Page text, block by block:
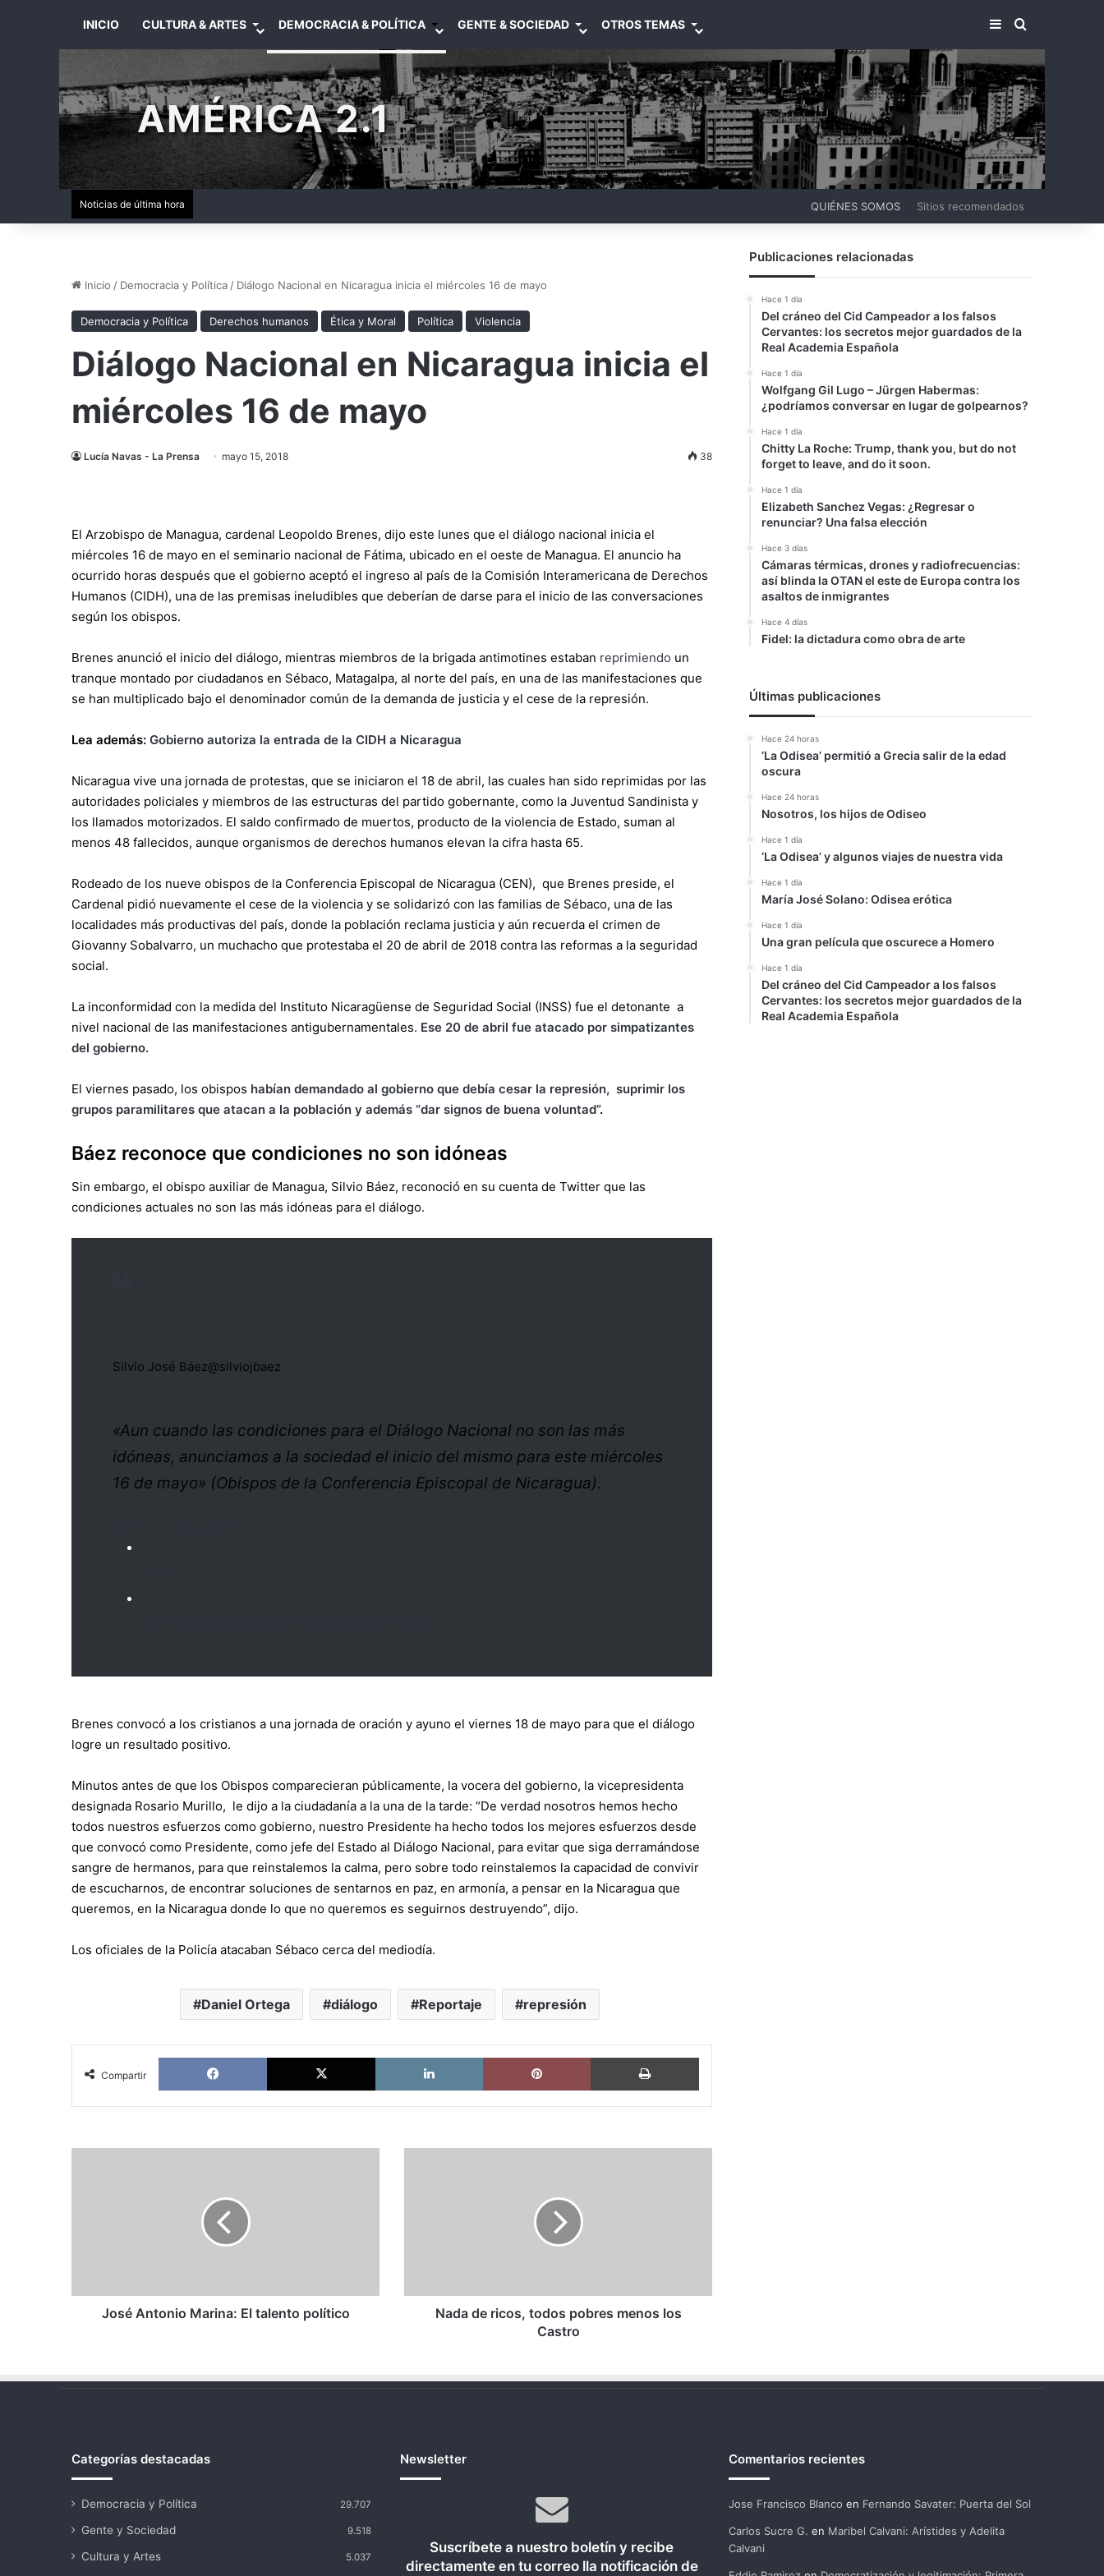
INICIO CULTURA & ARTES DEMOCRACIA & POLÍTICA GENTE & SOCIEDAD OTROS TEMAS BARRA LATERAL
BUSCAR
AMÉRICA 2.1
Noticias de última hora QUIÉNES SOMOS Sitios recomendados
Inicio / Democracia y Política / Diálogo Nacional en Nicaragua inicia el miércoles 16 de mayo
Democracia y Política Derechos humanos Ética y Moral Política Violencia
Diálogo Nacional en Nicaragua inicia el
miércoles 16 de mayo
Lucía Navas - La Prensa mayo 15, 2018 38
El Arzobispo de Managua, cardenal Leopoldo Brenes, dijo este lunes que el diálogo nacional inicia el
miércoles 16 de mayo en el seminario nacional de Fátima, ubicado en el oeste de Managua. El anuncio ha
ocurrido horas después que el gobierno aceptó el ingreso al país de la Comisión Interamericana de Derechos
Humanos (CIDH), una de las premisas ineludibles que deberían de darse para el inicio de las conversaciones
según los obispos.
Brenes anunció el inicio del diálogo, mientras miembros de la brigada antimotines estaban reprimiendo un
tranque montado por ciudadanos en Sébaco, Matagalpa, al norte del país, en una de las manifestaciones que
se han multiplicado bajo el denominador común de la demanda de justicia y el cese de la represión.
Lea además: Gobierno autoriza la entrada de la CIDH a Nicaragua
Nicaragua vive una jornada de protestas, que se iniciaron el 18 de abril, las cuales han sido reprimidas por las
autoridades policiales y miembros de las estructuras del partido gobernante, como la Juventud Sandinista y
los llamados motorizados. El saldo confirmado de muertos, producto de la violencia de Estado, suman al
menos 48 fallecidos, aunque organismos de derechos humanos elevan la cifra hasta 65.
Rodeado de los nueve obispos de la Conferencia Episcopal de Nicaragua (CEN), que Brenes preside, el
Cardenal pidió nuevamente el cese de la violencia y se solidarizó con las familias de Sébaco, una de las
localidades más productivas del país, donde la población reclama justicia y aún recuerda el crimen de
Giovanny Sobalvarro, un muchacho que protestaba el 20 de abril de 2018 contra las reformas a la seguridad
social.
La inconformidad con la medida del Instituto Nicaragüense de Seguridad Social (INSS) fue el detonante a
nivel nacional de las manifestaciones antigubernamentales. Ese 20 de abril fue atacado por simpatizantes
del gobierno.
El viernes pasado, los obispos habían demandado al gobierno que debía cesar la represión, suprimir los
grupos paramilitares que atacan a la población y además “dar signos de buena voluntad”.
Báez reconoce que condiciones no son idóneas
Sin embargo, el obispo auxiliar de Managua, Silvio Báez, reconoció en su cuenta de Twitter que las
condiciones actuales no son las más idóneas para el diálogo.
Silvio José Báez@silviojbaez
«Aun cuando las condiciones para el Diálogo Nacional no son las más
idóneas, anunciamos a la sociedad el inicio del mismo para este miércoles
16 de mayo» (Obispos de la Conferencia Episcopal de Nicaragua).
Brenes convocó a los cristianos a una jornada de oración y ayuno el viernes 18 de mayo para que el diálogo
logre un resultado positivo.
Minutos antes de que los Obispos comparecieran públicamente, la vocera del gobierno, la vicepresidenta
designada Rosario Murillo, le dijo a la ciudadanía a la una de la tarde: “De verdad nosotros hemos hecho
todos nuestros esfuerzos como gobierno, nuestro Presidente ha hecho todos los mejores esfuerzos desde
que convocó como Presidente, como jefe del Estado al Diálogo Nacional, para evitar que siga derramándose
sangre de hermanos, para que reinstalemos la calma, pero sobre todo reinstalemos la capacidad de convivir
de escucharnos, de encontrar soluciones de sentarnos en paz, en armonía, a pensar en la Nicaragua que
queremos, en la Nicaragua donde lo que no queremos es seguirnos destruyendo”, dijo.
Los oficiales de la Policía atacaban Sébaco cerca del mediodía.
Daniel Ortega diálogo Reportaje represión
Compartir
Facebook X LinkedIn Pinterest Imprimir
José Antonio Marina: El talento político
Nada de ricos, todos pobres menos los
Castro
Publicaciones relacionadas
Hace 1 día
Del cráneo del Cid Campeador a los falsos
Cervantes: los secretos mejor guardados de la
Real Academia Española
Hace 1 día
Wolfgang Gil Lugo – Jürgen Habermas:
¿podríamos conversar en lugar de golpearnos?
Hace 1 día
Chitty La Roche: Trump, thank you, but do not
forget to leave, and do it soon.
Hace 1 día
Elizabeth Sanchez Vegas: ¿Regresar o
renunciar? Una falsa elección
Hace 3 días
Cámaras térmicas, drones y radiofrecuencias:
así blinda la OTAN el este de Europa contra los
asaltos de inmigrantes
Hace 4 días
Fidel: la dictadura como obra de arte
Últimas publicaciones
Hace 24 horas
‘La Odisea’ permitió a Grecia salir de la edad
oscura
Hace 24 horas
Nosotros, los hijos de Odiseo
Hace 1 día
‘La Odisea’ y algunos viajes de nuestra vida
Hace 1 día
María José Solano: Odisea erótica
Hace 1 día
Una gran película que oscurece a Homero
Hace 1 día
Del cráneo del Cid Campeador a los falsos
Cervantes: los secretos mejor guardados de la
Real Academia Española
Categorías destacadas
Democracia y Política 29.707
Gente y Sociedad 9.518
Cultura y Artes 5.037
Newsletter
Suscríbete a nuestro boletín y recibe
directamente en tu correo lla notificación de
Comentarios recientes
Jose Francisco Blanco en Fernando Savater: Puerta del Sol
Carlos Sucre G. en Maribel Calvani: Arístides y Adelita
Calvani